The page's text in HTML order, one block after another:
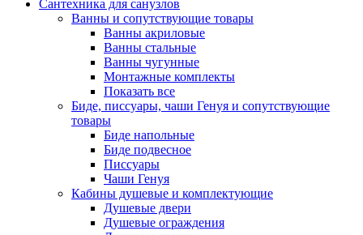
Сантехника для санузлов
Ванны и сопутствующие товары
Ванны акриловые
Ванны стальные
Ванны чугунные
Монтажные комплекты
Показать все
Биде, писсуары, чаши Генуя и сопутствующие
товары
Биде напольные
Биде подвесное
Писсуары
Чаши Генуя
Кабины душевые и комплектующие
Душевые двери
Душевые ограждения